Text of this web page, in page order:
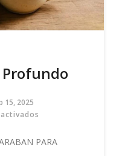
15, 2025
Para
PARA